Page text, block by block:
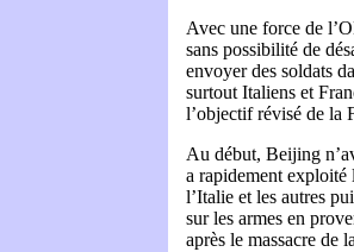
Avec une force de
sans possibilité de
envoyer des soldats
surtout Italiens et
l’objectif révisé de la
Au début, Beijing
a rapidement exploité
l’Italie et les autres
sur les armes en
après le massacre de